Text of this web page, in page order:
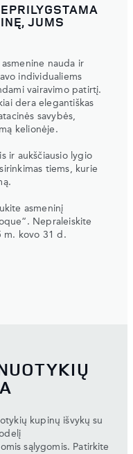
JUMS
nauda ir
individualiems
vairavimo patirtį.
dera elegantiškas
savybės,
kelionėje.
ir aukščiausio lygio
tiems, kurie
asmeninį
Nepraleiskite
m. kovo 31 d.
kupinų išvykų su
sąlygomis. Patirkite